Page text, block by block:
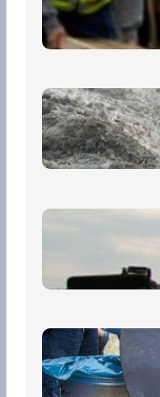
13
„Prase
první,
30
15
Pro
30